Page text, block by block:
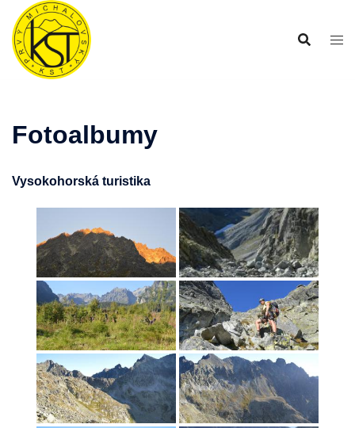
Preskočiť
obsah
Fotoalbumy
Vysokohorská turistika